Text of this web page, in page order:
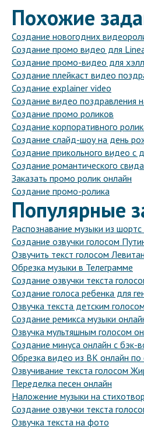
Похожие
Создание новогодних
Создание промо видео для
Создание промо-видео для
Создание плейкаст видео
Создание explainer video
Создание видео поздравления
Создание промо роликов
Создание корпоративного
Создание слайд-шоу на день
Создание прикольного видео с
Создание романтического
Заказать промо ролик онлайн
Создание промо-ролика
Популярные
Распознавание музыки из
Создание озвучки голосом
Озвучить текст голосом
Обрезка музыки в Телеграмме
Создание озвучки текста
Создание голоса ребенка для
Озвучка текста детским
Создание ремикса музыки
Озвучка мультяшным голосом
Создание минуса онлайн с бэк-
Обрезка видео из ВК онлайн по
Озвучивание текста голосом
Переделка песен онлайн
Наложение музыки на
Создание озвучки текста
Озвучка текста на фото